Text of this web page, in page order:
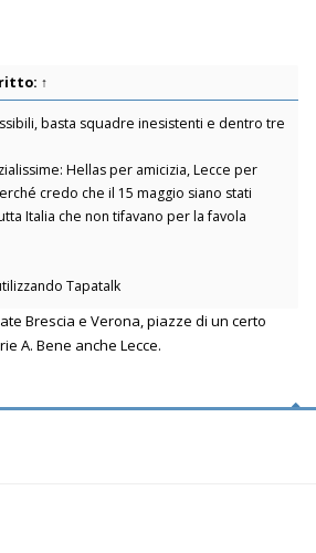
↑
basta squadre inesistenti e dentro tre
Hellas per amicizia, Lecce per
credo che il 15 maggio siano stati
Italia che non tifavano per la favola
Tapatalk
Brescia e Verona, piazze di un certo
A. Bene anche Lecce.